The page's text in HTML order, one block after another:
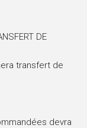
DE
transfert de
devra